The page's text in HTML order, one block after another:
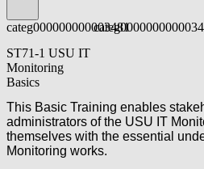
categ000000000003481
ST71-1 USU IT
Monitoring
Basics
This Basic Training enables
administrators of the USU IT
themselves with the essential
Monitoring works.